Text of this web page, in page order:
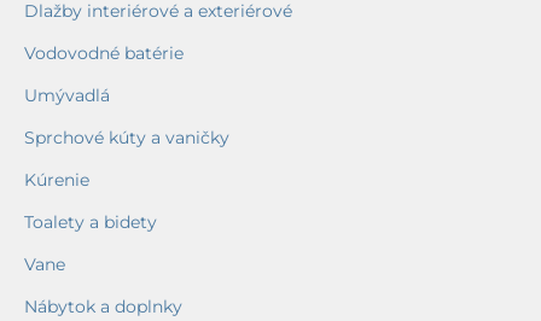
Dlažby interiérové a exteriérové
Vodovodné batérie
Umývadlá
Sprchové kúty a vaničky
Kúrenie
Toalety a bidety
Vane
Nábytok a doplnky